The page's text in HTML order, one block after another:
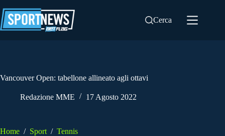
al
contenuto
Cerca
Vancouver Open: tabellone allineato agli ottavi
Redazione MME 17 Agosto 2022
Home / Sport / Tennis